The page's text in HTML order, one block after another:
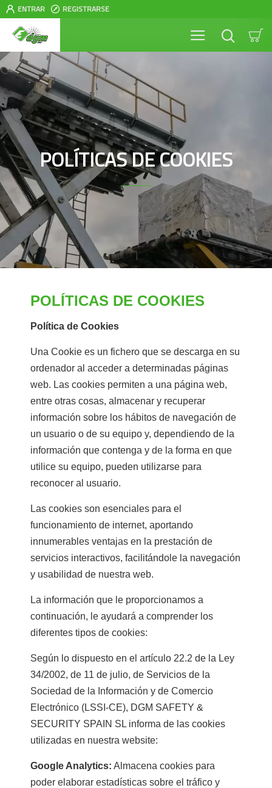
ENTRAR REGISTRARSE
POLÍTICAS DE COOKIES
POLÍTICAS DE COOKIES
Política de Cookies
Una Cookie es un fichero que se descarga en su
ordenador al acceder a determinadas páginas
web. Las cookies permiten a una página web,
entre otras cosas, almacenar y recuperar
información sobre los hábitos de navegación de
un usuario o de su equipo y, dependiendo de la
información que contenga y de la forma en que
utilice su equipo, pueden utilizarse para
reconocer al usuario.
Las cookies son esenciales para el
funcionamiento de internet, aportando
innumerables ventajas en la prestación de
servicios interactivos, facilitándole la navegación
y usabilidad de nuestra web.
La información que le proporcionamos a
continuación, le ayudará a comprender los
diferentes tipos de cookies:
Según lo dispuesto en el artículo 22.2 de la Ley
34/2002, de 11 de julio, de Servicios de la
Sociedad de la Información y de Comercio
Electrónico (LSSI-CE), DGM SAFETY &
SECURITY SPAIN SL informa de las cookies
utilizadas en nuestra website:
Google Analytics: Almacena cookies para
poder elaborar estadísticas sobre el tráfico y